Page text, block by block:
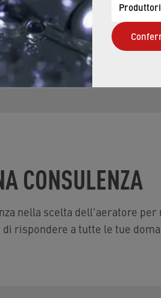
Produttori
i criteri dei filtri o
CONSULENZA
nella scelta dell'aeratore
rispondere a tutte le tue